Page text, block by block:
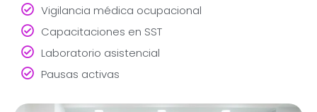
Vigilancia médica ocupacional
Capacitaciones en SST
Laboratorio asistencial
Pausas activas